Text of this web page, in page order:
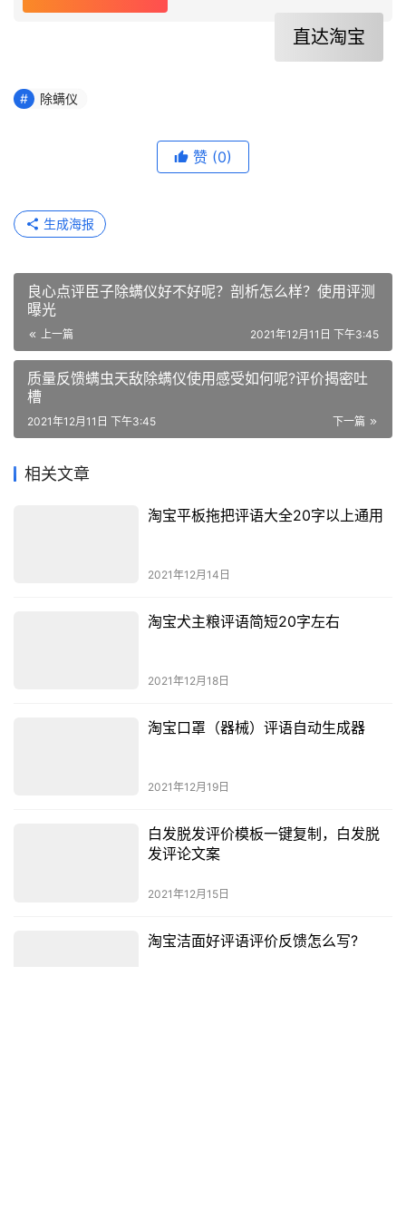
直达淘宝
除螨仪
赞 (0)
生成海报
良心点评臣子除螨仪好不好呢？剖析怎么样？使用评测
曝光
上一篇 2021年12月11日 下午3:45
质量反馈螨虫天敌除螨仪使用感受如何呢?评价揭密吐
槽
下一篇
2021年12月11日 下午3:45
相关文章
淘宝平板拖把评语大全20字以上通用
2021年12月14日
淘宝犬主粮评语简短20字左右
2021年12月18日
淘宝口罩（器械）评语自动生成器
2021年12月19日
白发脱发评价模板一键复制，白发脱
发评论文案
2021年12月15日
淘宝洁面好评语评价反馈怎么写?